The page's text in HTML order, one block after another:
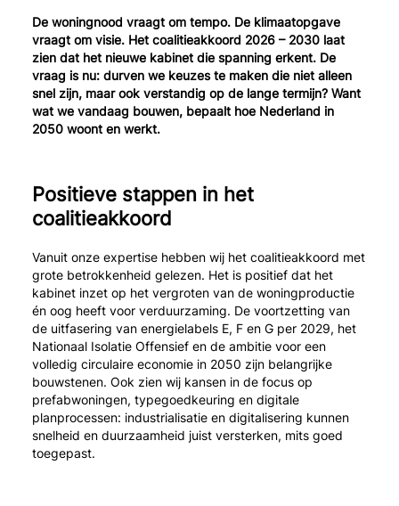
De woningnood vraagt om tempo. De klimaatopgave
vraagt om visie. Het coalitieakkoord 2026 – 2030 laat
zien dat het nieuwe kabinet die spanning erkent. De
vraag is nu: durven we keuzes te maken die niet alleen
snel zijn, maar ook verstandig op de lange termijn? Want
wat we vandaag bouwen, bepaalt hoe Nederland in
2050 woont en werkt.
Positieve stappen in het
coalitieakkoord
Vanuit onze expertise hebben wij het coalitieakkoord met
grote betrokkenheid gelezen. Het is positief dat het
kabinet inzet op het vergroten van de woningproductie
én oog heeft voor verduurzaming. De voortzetting van
de uitfasering van energielabels E, F en G per 2029, het
Nationaal Isolatie Offensief en de ambitie voor een
volledig circulaire economie in 2050 zijn belangrijke
bouwstenen. Ook zien wij kansen in de focus op
prefabwoningen, typegoedkeuring en digitale
planprocessen: industrialisatie en digitalisering kunnen
snelheid en duurzaamheid juist versterken, mits goed
toegepast.